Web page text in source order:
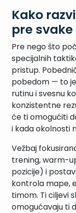
Kako
pre
Pre nego što
specijalnih
pristup.
pobedom — to
rutinu i svesnu
konzistentne
će ti omogućiti
i kada okolnosti
Vežbaj
trening, warm-
pozicije) i
kontrola mape,
timom. Ti ciljevi
omogućavaju ti